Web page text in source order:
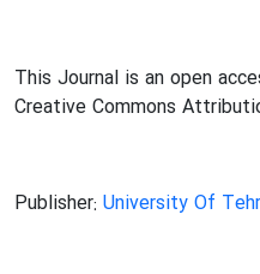
This Journal is an open
Creative Commons
Publisher: University Of